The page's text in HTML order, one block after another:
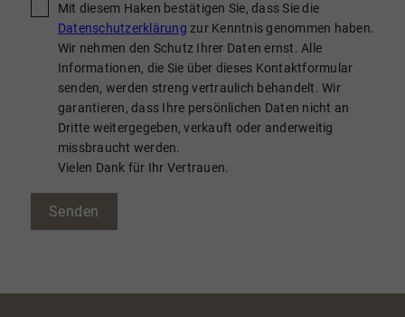
Mit diesem Haken bestätigen Sie, dass Sie die
Datenschutzerklärung zur Kenntnis genommen haben.
Wir nehmen den Schutz Ihrer Daten ernst. Alle
Informationen, die Sie über dieses Kontaktformular
senden, werden streng vertraulich behandelt. Wir
garantieren, dass Ihre persönlichen Daten nicht an
Dritte weitergegeben, verkauft oder anderweitig
missbraucht werden.
Vielen Dank für Ihr Vertrauen.
Senden